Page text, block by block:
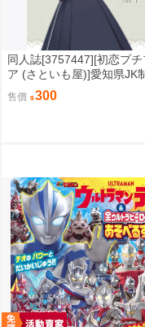
同人誌[3757447][初恋プチ
ア (さといも屋)]愛知県JK
録 -令和版- vol.1 (原創)
售價 300